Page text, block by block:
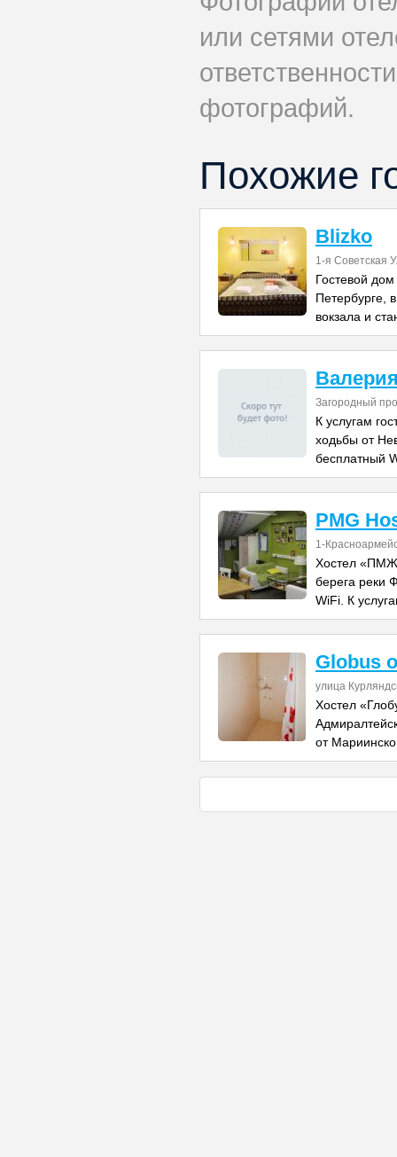
или сетями
фотографий.
Похожие
Blizko
1-я Советская
Гостевой
Петербурге,
вокзала и
Загородный
К услугам
ходьбы от
бесплатный
PMG
1-
Хостел
берега реки
WiFi. К
Globus
улица
Хостел
от